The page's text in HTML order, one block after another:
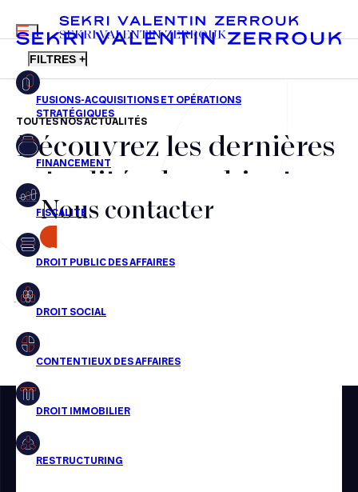
FR EN
MENU
SEKRI VALENTIN ZERROUK
FILTRES +
Fusions-acquisitions et opérations stratégiques
Financement
Fiscalité
Droit public des affaires
Droit social
Droit immobilier
Restructuring
TOUTES NOS ACTUALITÉS
Découvrez les dernières
actualités du cabinet,
nos récompenses et nos
transactions, jour après
jour
Aucun résultats pour cette recherche
Nous contacter